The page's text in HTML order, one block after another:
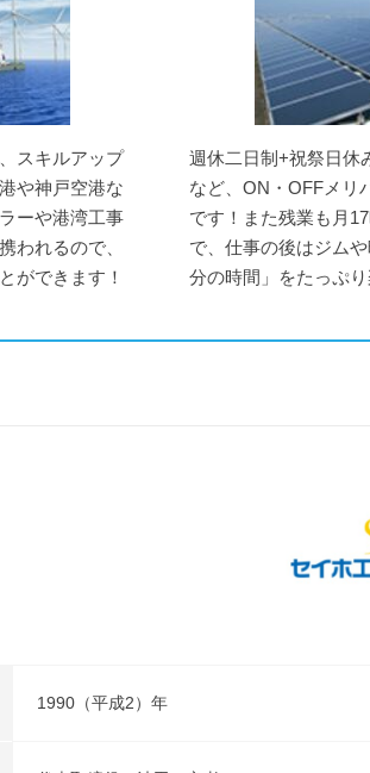
スキルアップ
や神戸空港な
ーや港湾工事
われるので、
ができます！
週休二日制+祝祭日休
など、ON・OFFメリ
です！また残業も月
で、仕事の後はジム
分の時間」をたっぷり
1990（平成2）年